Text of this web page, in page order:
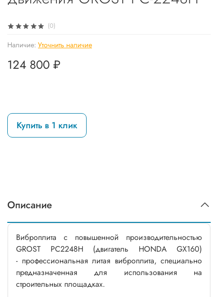
(0)
Наличие: Уточнить наличие
124 800 ₽
Купить в 1 клик
Описание
Виброплита с повышенной производительностью
GROST PC2248H (двигатель HONDA GX160)
- профессиональная литая виброплита, специально
предназначенная для использования на
строительных площадках.